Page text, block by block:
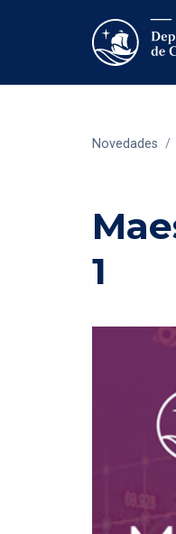
Novedades /
1